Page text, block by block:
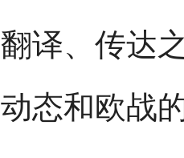
翻译、传达
动态和欧战